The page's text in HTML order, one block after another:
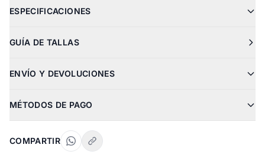
ESPECIFICACIONES
GUÍA DE TALLAS
ENVÍO Y DEVOLUCIONES
MÉTODOS DE PAGO
COMPARTIR